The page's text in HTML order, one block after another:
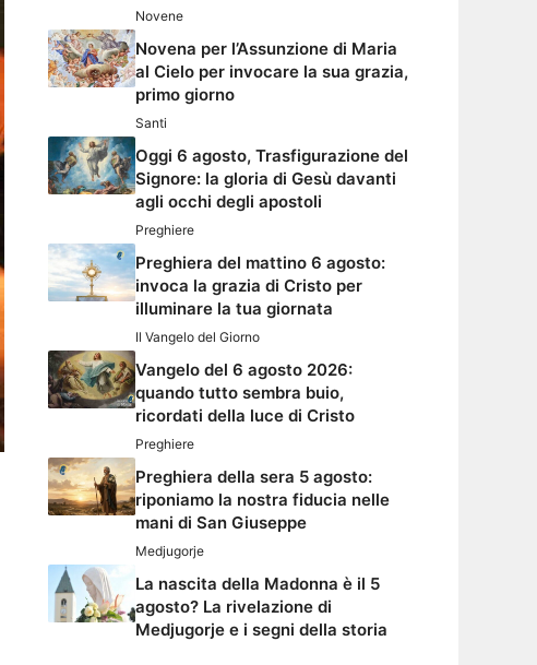
Novene
Novena per l’Assunzione di Maria
al Cielo per invocare la sua grazia,
primo giorno
Santi
Oggi 6 agosto, Trasfigurazione del
Signore: la gloria di Gesù davanti
agli occhi degli apostoli
Preghiere
Preghiera del mattino 6 agosto:
invoca la grazia di Cristo per
illuminare la tua giornata
Il Vangelo del Giorno
Vangelo del 6 agosto 2026:
quando tutto sembra buio,
ricordati della luce di Cristo
Preghiere
Preghiera della sera 5 agosto:
riponiamo la nostra fiducia nelle
mani di San Giuseppe
Medjugorje
La nascita della Madonna è il 5
agosto? La rivelazione di
Medjugorje e i segni della storia